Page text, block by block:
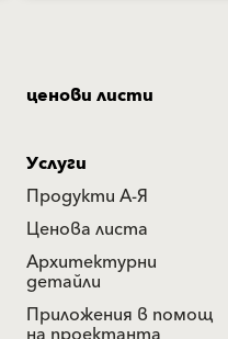
ценови листи
Услуги
Продукти А-Я
Ценова листа
Архитектурни
детайли
Приложения в помощ